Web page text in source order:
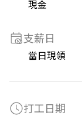
現金
支薪日
當日現領
打工日期